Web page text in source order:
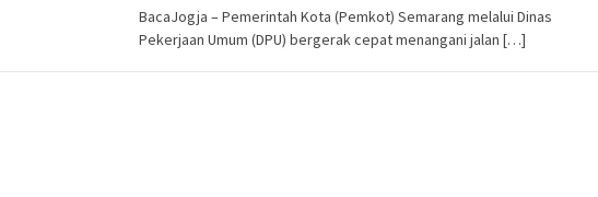
BacaJogja – Pemerintah Kota (Pemkot) Semarang melalui Dinas
Pekerjaan Umum (DPU) bergerak cepat menangani jalan […]